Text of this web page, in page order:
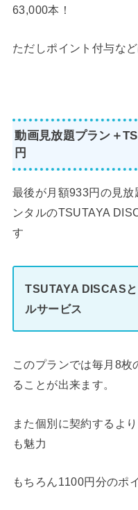
63,000本！
ただしポイント付与な
動画見放題プラン＋
円
最後が月額933円の見
ンタルのTSUTAYA
す
TSUTAYA DISCAS
ルサービス
このプランでは毎月8
ることが出来ます。
また個別に契約するよ
も魅力
もちろん1100円分のポ